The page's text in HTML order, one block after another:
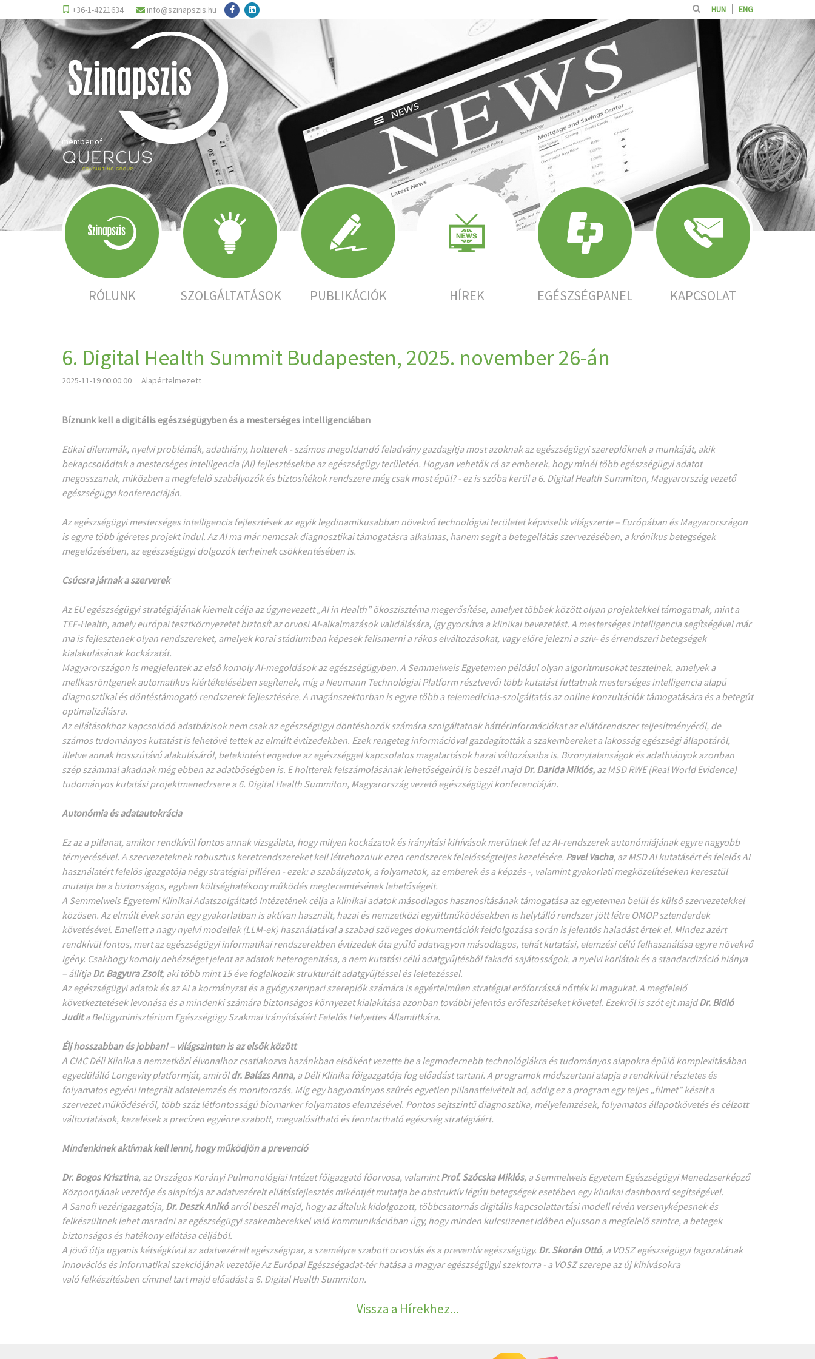
+36-1-4221634 info@szinapszis.hu HUN ENG
member of
RÓLUNK SZOLGÁLTATÁSOK PUBLIKÁCIÓK HÍREK EGÉSZSÉGPANEL KAPCSOLAT
6. Digital Health Summit Budapesten, 2025. november 26-án
2025-11-19 00:00:00 Alapértelmezett
Bíznunk kell a digitális egészségügyben és a mesterséges intelligenciában
Etikai dilemmák, nyelvi problémák, adathiány, holtterek - számos megoldandó feladvány gazdagítja most azoknak az egészségügyi szereplőknek a munkáját, akik
bekapcsolódtak a mesterséges intelligencia (AI) fejlesztésekbe az egészségügy területén. Hogyan vehetők rá az emberek, hogy minél több egészségügyi adatot
megosszanak, miközben a megfelelő szabályozók és biztosítékok rendszere még csak most épül? - ez is szóba kerül a 6. Digital Health Summiton, Magyarország vezető
egészségügyi konferenciáján.
Az egészségügyi mesterséges intelligencia fejlesztések az egyik legdinamikusabban növekvő technológiai területet képviselik világszerte – Európában és Magyarországon
is egyre több ígéretes projekt indul. Az AI ma már nemcsak diagnosztikai támogatásra alkalmas, hanem segít a betegellátás szervezésében, a krónikus betegségek
megelőzésében, az egészségügyi dolgozók terheinek csökkentésében is.
Csúcsra járnak a szerverek
Az EU egészségügyi stratégiájának kiemelt célja az úgynevezett „AI in Health” ökoszisztéma megerősítése, amelyet többek között olyan projektekkel támogatnak, mint a
TEF-Health, amely európai tesztkörnyezetet biztosít az orvosi AI-alkalmazások validálására, így gyorsítva a klinikai bevezetést. A mesterséges intelligencia segítségével már
ma is fejlesztenek olyan rendszereket, amelyek korai stádiumban képesek felismerni a rákos elváltozásokat, vagy előre jelezni a szív- és érrendszeri betegségek
kialakulásának kockázatát.
Magyarországon is megjelentek az első komoly AI-megoldások az egészségügyben. A Semmelweis Egyetemen például olyan algoritmusokat tesztelnek, amelyek a
mellkasröntgenek automatikus kiértékelésében segítenek, míg a Neumann Technológiai Platform résztvevői több kutatást futtatnak mesterséges intelligencia alapú
diagnosztikai és döntéstámogató rendszerek fejlesztésére. A magánszektorban is egyre több a telemedicina-szolgáltatás az online konzultációk támogatására és a betegút
optimalizálásra.
Az ellátásokhoz kapcsolódó adatbázisok nem csak az egészségügyi döntéshozók számára szolgáltatnak háttérinformációkat az ellátórendszer teljesítményéről, de
számos tudományos kutatást is lehetővé tettek az elmúlt évtizedekben. Ezek rengeteg információval gazdagították a szakembereket a lakosság egészségi állapotáról,
illetve annak hosszútávú alakulásáról, betekintést engedve az egészséggel kapcsolatos magatartások hazai változásaiba is. Bizonytalanságok és adathiányok azonban
szép számmal akadnak még ebben az adatbőségben is. E holtterek felszámolásának lehetőségeiről is beszél majdDr. Darida Miklós, az MSD RWE (Real World Evidence)
tudományos kutatási projektmenedzsere a 6. Digital Health Summiton, Magyarország vezető egészségügyi konferenciáján.
Autonómia és adatautokrácia
Ez az a pillanat, amikor rendkívül fontos annak vizsgálata, hogy milyen kockázatok és irányítási kihívások merülnek fel az AI-rendszerek autonómiájának egyre nagyobb
térnyerésével. A szervezeteknek robusztus keretrendszereket kell létrehozniuk ezen rendszerek felelősségteljes kezelésére. Pavel Vacha, az MSD AI kutatásért és felelős AI
használatért felelős igazgatója négy stratégiai pilléren - ezek: a szabályzatok, a folyamatok, az emberek és a képzés -, valamint gyakorlati megközelítéseken keresztül
mutatja be a biztonságos, egyben költséghatékony működés megteremtésének lehetőségeit.
A Semmelweis Egyetemi Klinikai Adatszolgáltató Intézetének célja a klinikai adatok másodlagos hasznosításának támogatása az egyetemen belül és külső szervezetekkel
közösen. Az elmúlt évek során egy gyakorlatban is aktívan használt, hazai és nemzetközi együttműködésekben is helytálló rendszer jött létre OMOP sztenderdek
követésével. Emellett a nagy nyelvi modellek (LLM-ek) használatával a szabad szöveges dokumentációk feldolgozása során is jelentős haladást értek el. Mindez azért
rendkívül fontos, mert az egészségügyi informatikai rendszerekben évtizedek óta gyűlő adatvagyon másodlagos, tehát kutatási, elemzési célú felhasználása egyre növekvő
igény. Csakhogy komoly nehézséget jelent az adatok heterogenitása, a nem kutatási célú adatgyűjtésből fakadó sajátosságok, a nyelvi korlátok és a standardizáció hiánya
– állítja Dr. Bagyura Zsolt, aki több mint 15 éve foglalkozik strukturált adatgyűjtéssel és leletezéssel.
Az egészségügyi adatok és az AI a kormányzat és a gyógyszeripari szereplők számára is egyértelműen stratégiai erőforrássá nőtték ki magukat. A megfelelő
következtetések levonása és a mindenki számára biztonságos környezet kialakítása azonban további jelentős erőfeszítéseket követel. Ezekről is szót ejt majdDr. Bidló
Judita Belügyminisztérium Egészségügy Szakmai Irányításáért Felelős Helyettes Államtitkára.
Élj hosszabban és jobban! – világszinten is az elsők között
A CMC Déli Klinika a nemzetközi élvonalhoz csatlakozva hazánkban elsőként vezette be a legmodernebb technológiákra és tudományos alapokra épülő komplexitásában
egyedülálló Longevity platformját, amirőldr. Balázs Anna, a Déli Klinika főigazgatója fog előadást tartani. A programok módszertani alapja a rendkívül részletes és
folyamatos egyéni integrált adatelemzés és monitorozás. Míg egy hagyományos szűrés egyetlen pillanatfelvételt ad, addig ez a program egy teljes „filmet” készít a
szervezet működéséről, több száz létfontosságú biomarker folyamatos elemzésével. Pontos sejtszintű diagnosztika, mélyelemzések, folyamatos állapotkövetés és célzott
változtatások, kezelések a precízen egyénre szabott, megvalósítható és fenntartható egészség stratégiáért.
Mindenkinek aktívnak kell lenni, hogy működjön a prevenció
Dr. Bogos Krisztina, az Országos Korányi Pulmonológiai Intézet főigazgató főorvosa, valamintProf. Szócska Miklós, a Semmelweis Egyetem Egészségügyi Menedzserképző
Központjának vezetője és alapítója az adatvezérelt ellátásfejlesztés mikéntjét mutatja be obstruktív légúti betegségek esetében egy klinikai dashboard segítségével.
A Sanofi vezérigazgatója, Dr. Deszk Anikóarról beszél majd, hogy az általuk kidolgozott, többcsatornás digitális kapcsolattartási modell révén versenyképesnek és
felkészültnek lehet maradni az egészségügyi szakemberekkel való kommunikációban úgy, hogy minden kulcsüzenet időben eljusson a megfelelő szintre, a betegek
biztonságos és hatékony ellátása céljából.
A jövő útja ugyanis kétségkívül az adatvezérelt egészségipar, a személyre szabott orvoslás és a preventív egészségügy. Dr. Skorán Ottó, a VOSZ egészségügyi tagozatának
innovációs és informatikai szekciójának vezetője Az Európai Egészségadat-tér hatása a magyar egészségügyi szektorra - a VOSZ szerepe az új kihívásokra
való felkészítésben címmel tart majd előadást a 6. Digital Health Summiton.
Vissza a Hírekhez...